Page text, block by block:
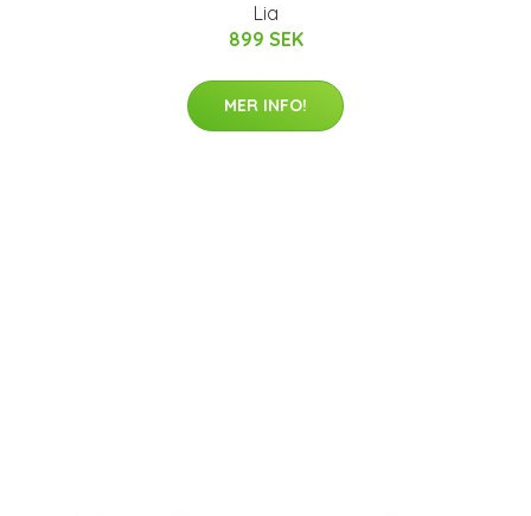
Lia
899 SEK
MER INFO!